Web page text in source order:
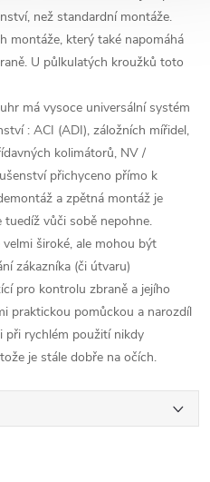
než standardní montáže.
montáže, který také napomáhá
U půlkulatých kroužků toto
má vysoce universální systém
: ACI (ADI), záložních mířidel,
kolimátorů, NV /
přichyceno přímo k
a zpětná montáž je
vůči sobě nepohne.
široké, ale mohou být
zákazníka (či útvaru)
pro kontrolu zbraně a jejího
praktickou pomůckou a narozdíl
při rychlém použití nikdy
je stále dobře na očích.